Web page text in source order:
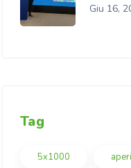
Giu 16,
Tag
5x1000